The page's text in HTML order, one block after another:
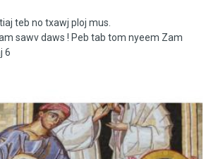
teb no txawj ploj mus.
sawv daws ! Peb tab tom nyeem Zam
6